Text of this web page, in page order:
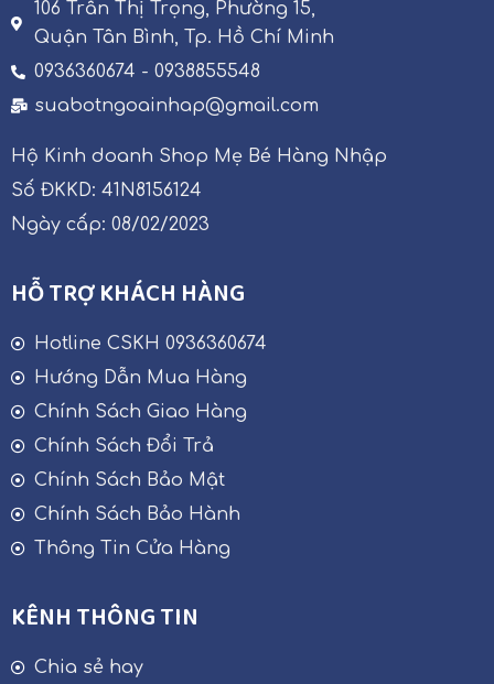
106 Trần Thị Trọng, Phường 15,
Quận Tân Bình, Tp. Hồ Chí Minh
0936360674 - 0938855548
suabotngoainhap@gmail.com
Hộ Kinh doanh Shop Mẹ Bé Hàng Nhập
Số ĐKKD: 41N8156124
Ngày cấp: 08/02/2023
HỖ TRỢ KHÁCH HÀNG
Hotline CSKH 0936360674
Hướng Dẫn Mua Hàng
Chính Sách Giao Hàng
Chính Sách Đổi Trả
Chính Sách Bảo Mật
Chính Sách Bảo Hành
Thông Tin Cửa Hàng
KÊNH THÔNG TIN
Chia sẻ hay